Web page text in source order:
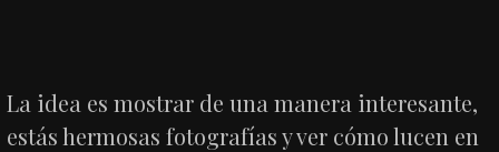
La idea es mostrar de una manera interesante,
estás hermosas fotografías y ver cómo lucen en